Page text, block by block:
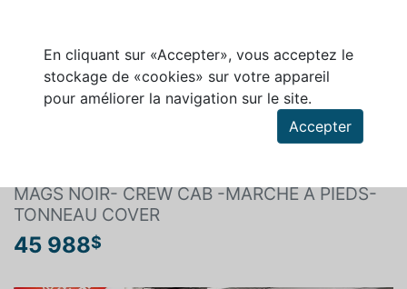
En cliquant sur «Accepter», vous acceptez le
stockage de «cookies» sur votre appareil
pour améliorer la navigation sur le site.
Accepter
MAGS NOIR- CREW CAB -MARCHE A PIEDS-
TONNEAU COVER
45 988$